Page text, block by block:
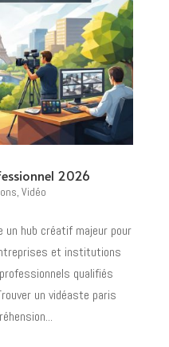
2026
, Vidéo
hub créatif majeur pour
et institutions
qualifiés
un vidéaste paris